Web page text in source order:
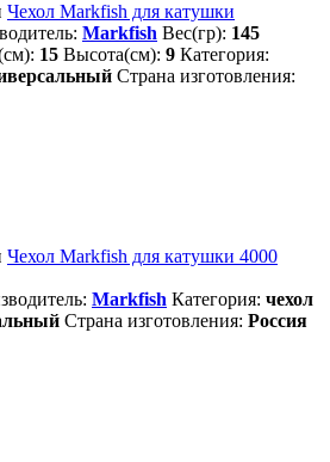
Чехол Markfish для катушки
Markfish Вес(гр): 145
15 Высота(см): 9 Категория:
Страна изготовления:
Чехол Markfish для катушки 4000
Markfish Категория: чехол
Страна изготовления: Россия